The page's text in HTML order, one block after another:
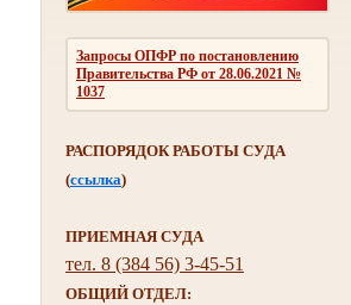
Запросы ОПФР по постановлению
Правительства РФ от 28.06.2021 №
1037
РАСПОРЯДОК РАБОТЫ СУДА
(ссылка)
ПРИЕМНАЯ СУДА
тел. 8 (384 56) 3-45-51
ОБЩИЙ ОТДЕЛ: